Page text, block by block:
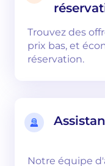
Trouvez des
prix bas, et
réservation.
Notre équipe